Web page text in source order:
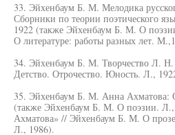
33. Эйхенбаум Б. М. Мелодика
Сборники по теории поэтического
1922 (также Эйхенбаум Б. М. О
О литературе: работы разных лет.
34. Эйхенбаум Б. М. Творчество Л.
Детство. Отрочество. Юность. Л.,
35. Эйхенбаум Б. М. Анна Ахматова:
(также Эйхенбаум Б. М. О поэзии.
Ахматова» // Эйхенбаум Б. М. О
Л., 1986).